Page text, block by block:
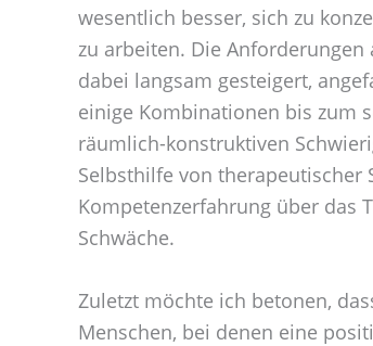
wesentlich besser, sich zu
zu arbeiten. Die
dabei langsam gesteigert,
einige Kombinationen bis zum
räumlich-konstruktiven
Selbsthilfe von therapeutischer
Kompetenzerfahrung über das
Schwäche.
Zuletzt möchte ich betonen,
Menschen, bei denen eine